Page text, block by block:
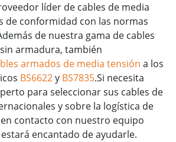
líder de cables de media
de conformidad con las normas
de nuestra gama de cables
armadura, también
armados de media tensión a los
BS6622y BS7835.Si necesita
para seleccionar sus cables de
y sobre la logística de
contacto con nuestro equipo
encantado de ayudarle.